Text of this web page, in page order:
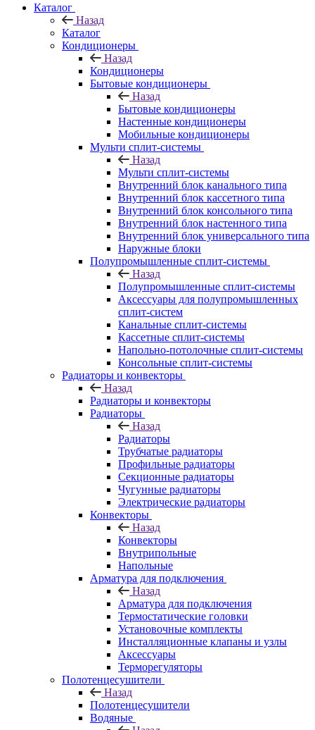
Каталог
Назад
Каталог
Кондиционеры
Назад
Кондиционеры
Бытовые кондиционеры
Назад
Бытовые кондиционеры
Настенные кондиционеры
Мобильные кондиционеры
Мульти сплит-системы
Назад
Мульти сплит-системы
Внутренний блок канального типа
Внутренний блок кассетного типа
Внутренний блок консольного типа
Внутренний блок настенного типа
Внутренний блок универсального типа
Наружные блоки
Полупромышленные сплит-системы
Назад
Полупромышленные сплит-системы
Аксессуары для полупромышленных
сплит-систем
Канальные сплит-системы
Кассетные сплит-системы
Напольно-потолочные сплит-системы
Консольные сплит-системы
Радиаторы и конвекторы
Назад
Радиаторы и конвекторы
Радиаторы
Назад
Радиаторы
Трубчатые радиаторы
Профильные радиаторы
Секционные радиаторы
Чугунные радиаторы
Электрические радиаторы
Конвекторы
Назад
Конвекторы
Внутрипольные
Напольные
Арматура для подключения
Назад
Арматура для подключения
Термостатические головки
Установочные комплекты
Инсталляционные клапаны и узлы
Аксессуары
Терморегуляторы
Полотенцесушители
Назад
Полотенцесушители
Водяные